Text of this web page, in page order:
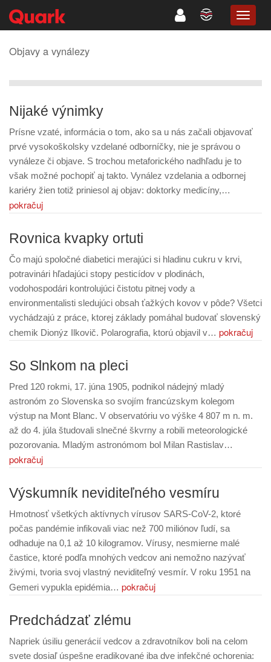
Objavy a vynálezy
Nijaké výnimky
Prísne vzaté, informácia o tom, ako sa u nás začali objavovať
prvé vysokoškolsky vzdelané odborníčky, nie je správou o
vynáleze či objave. S trochou metaforického nadhľadu je to
však možné pochopiť aj takto. Vynález vzdelania a odbornej
kariéry žien totiž priniesol aj objav: doktorky medicíny,…
pokračuj
Rovnica kvapky ortuti
Čo majú spoločné diabetici merajúci si hladinu cukru v krvi,
potravinári hľadajúci stopy pesticídov v plodinách,
vodohospodári kontrolujúci čistotu pitnej vody a
environmentalisti sledujúci obsah ťažkých kovov v pôde? Všetci
vychádzajú z práce, ktorej základy pomáhal budovať slovenský
chemik Dionýz Ilkovič. Polarografia, ktorú objavil v… pokračuj
So Slnkom na pleci
Pred 120 rokmi, 17. júna 1905, podnikol nádejný mladý
astronóm zo Slovenska so svojím francúzskym kolegom
výstup na Mont Blanc. V observatóriu vo výške 4 807 m n. m.
až do 4. júla študovali slnečné škvrny a robili meteorologické
pozorovania. Mladým astronómom bol Milan Rastislav…
pokračuj
Výskumník neviditeľného vesmíru
Hmotnosť všetkých aktívnych vírusov SARS-CoV-2, ktoré
počas pandémie infikovali viac než 700 miliónov ľudí, sa
odhaduje na 0,1 až 10 kilogramov. Vírusy, nesmierne malé
častice, ktoré podľa mnohých vedcov ani nemožno nazývať
živými, tvoria svoj vlastný neviditeľný vesmír. V roku 1951 na
Gemeri vypukla epidémia… pokračuj
Predchádzať zlému
Napriek úsiliu generácií vedcov a zdravotníkov boli na celom
svete dosiaľ úspešne eradikované iba dve infekčné ochorenia: